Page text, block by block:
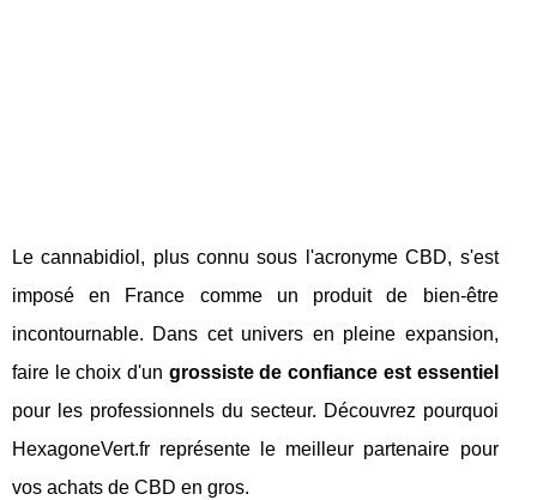
Le cannabidiol, plus connu sous l'acronyme CBD, s'est
imposé en France comme un produit de bien-être
incontournable. Dans cet univers en pleine expansion,
faire le choix d'un grossiste de confiance est essentiel
pour les professionnels du secteur. Découvrez pourquoi
HexagoneVert.fr représente le meilleur partenaire pour
vos achats de CBD en gros.